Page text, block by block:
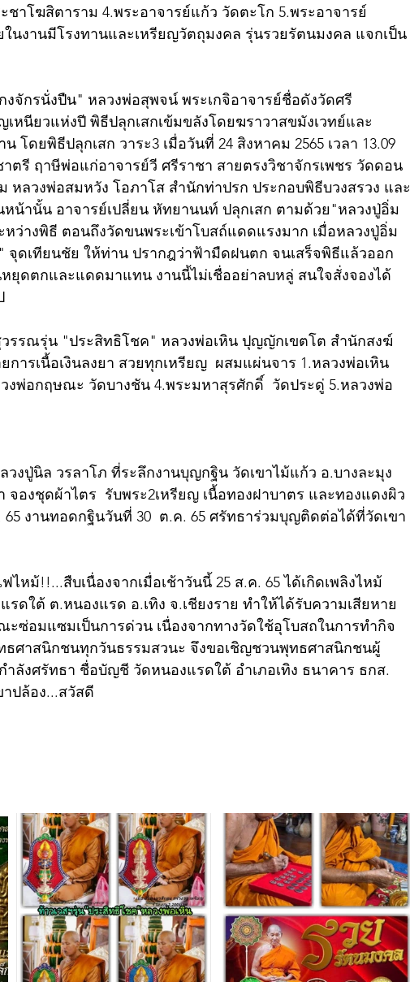
ชาโฆสิตาราม 4.พระอาจารย์แก้ว วัดตะโก 5.พระอาจารย์
นงานมีโรงทานและเหรียญวัตถุมงคล รุ่นรวยรัตนมงคล แจกเป็น
งจักรนั่งปืน" หลวงพ่อสุพจน์ พระเกจิอาจารย์ชื่อดังวัดศรี
หนียวแห่งปี พิธีปลุกเสกเข้มขลังโดยฆราวาสขมังเวทย์และ
โดยพิธีปลุกเสก วาระ3 เมื่อวันที่ 24 สิงหาคม 2565 เวลา 13.09
ตรี ฤาษีพ่อแก่อาจารย์วี ศรีราชา สายตรงวิชาจักรเพชร วัดดอน
หลวงพ่อสมหวัง โอภาโส สำนักท่าปรก ประกอบพิธีบวงสรวง และ
หน้านั้น อาจารย์เปลี่ยน หัทยานนท์ ปลุกเสก ตามด้วย"หลวงปู่อิ่ม
ว่างพิธี ตอนถึงวัดขนพระเข้าโบสถ์แดดแรงมาก เมื่อหลวงปู่อิ่ม
ดเทียนชัย ให้ท่าน ปรากฎว่าฟ้ามืดฝนตก จนเสร็จพิธีแล้วออก
ยุดตกและแดดมาแทน งานนี้ไม่เชื่ออย่าลบหลู่ สนใจสั่งจองได้
สุวรรณรุ่น "ประสิทธิโชค" หลวงพ่อเหิน ปุญญักเขตโต สำนักสงฆ์
ารเนื้อเงินลงยา สวยทุกเหรียญ  ผสมแผ่นจาร 1.หลวงพ่อเหิน
งพ่อกฤษณะ วัดบางชัน 4.พระมหาสุรศักดิ์  วัดประดู่ 5.หลวงพ่อ
วงปู่นิล วรลาโภ ที่ระลึกงานบุญกฐิน วัดเขาไม้แก้ว อ.บางละมุง
จองชุดผ้าไตร  รับพระ2เหรียญ เนื้อทองฝาบาตร และทองแดงผิว
งานทอดกฐินวันที่ 30  ต.ค. 65 ศรัทธาร่วมบุญติดต่อได้ที่วัดเขา
หม้!!...สืบเนื่องจากเมื่อเช้าวันนี้ 25 ส.ค. 65 ได้เกิดเพลิงไหม้
ดใต้ ต.หนองแรด อ.เทิง จ.เชียงราย ทำให้ได้รับความเสียหาย
ะซ่อมแซมเป็นการด่วน เนื่องจากทางวัดใช้อุโบสถในการทำกิจ
ศาสนิกชนทุกวันธรรมสวนะ จึงขอเชิญชวนพุทธศาสนิกชนผู้
ลังศรัทธา ชื่อบัญชี วัดหนองแรดใต้ อำเภอเทิง ธนาคาร ธกส.
าปล้อง...สวัสดี